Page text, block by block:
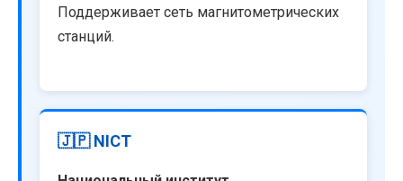
Поддерживает сеть магнитометрических
станций.
🇯🇵 NICT